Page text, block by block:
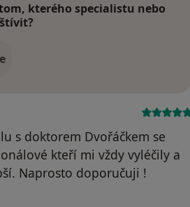
kterého specialistu nebo
s doktorem Dvořáčkem se
kteří mi vždy vyléčily a
Naprosto doporučuji !